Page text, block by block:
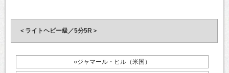
＜ライトヘビー級／5分5R＞
○ジャマール・ヒル（米国）